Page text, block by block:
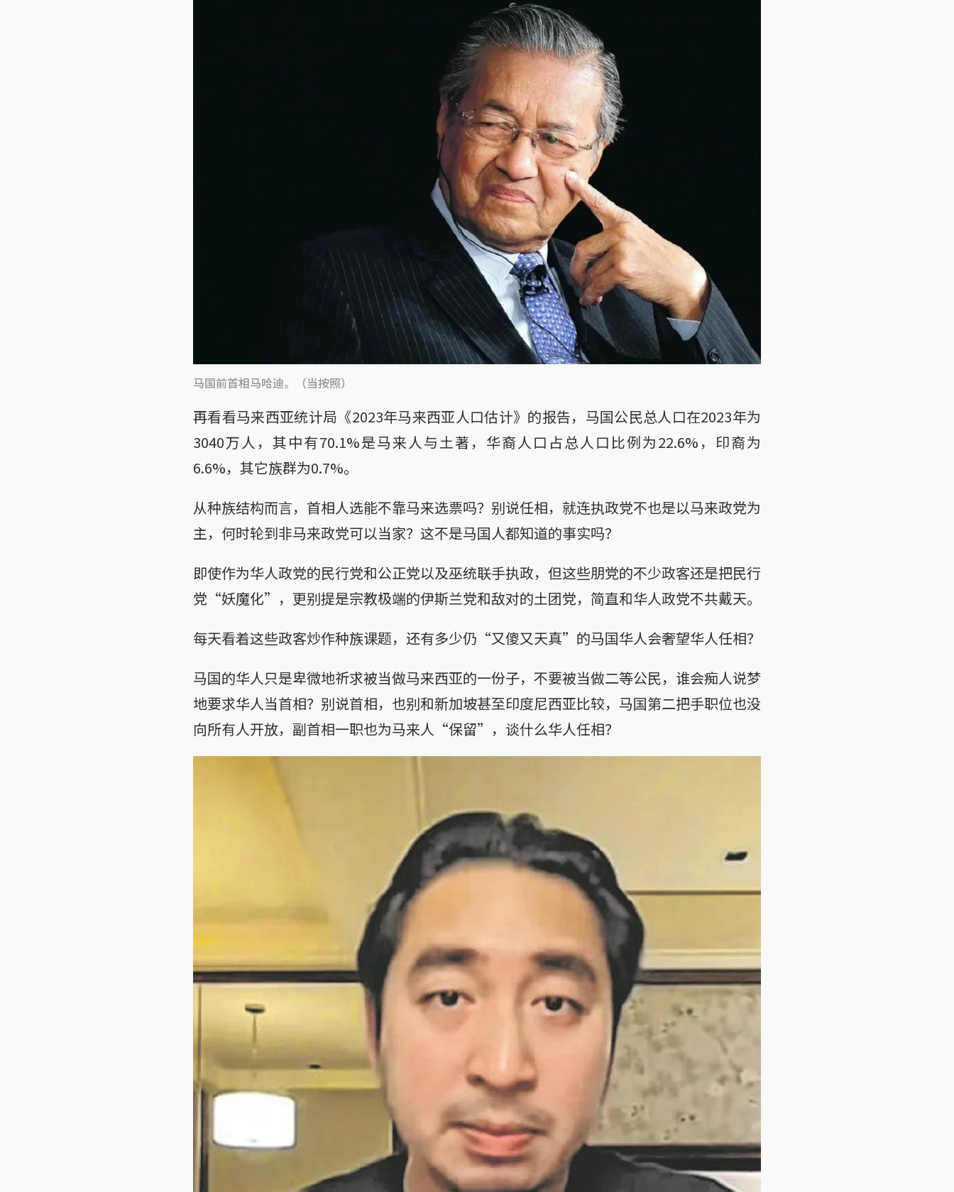
马国前首相马哈迪。（当按照）
再看看马来西亚统计局《2023年马来西亚人口估计》的报告，马国公民总人口在2023年为
3040万人，其中有70.1%是马来人与土著，华裔人口占总人口比例为22.6%，印裔为
6.6%，其它族群为0.7%。
从种族结构而言，首相人选能不靠马来选票吗？别说任相，就连执政党不也是以马来政党为
主，何时轮到非马来政党可以当家？这不是马国人都知道的事实吗？
即使作为华人政党的民行党和公正党以及巫统联手执政，但这些朋党的不少政客还是把民行
党“妖魔化”，更别提是宗教极端的伊斯兰党和敌对的土团党，简直和华人政党不共戴天。
每天看着这些政客炒作种族课题，还有多少仍“又傻又天真”的马国华人会奢望华人任相？
马国的华人只是卑微地祈求被当做马来西亚的一份子，不要被当做二等公民，谁会痴人说梦
地要求华人当首相？别说首相，也别和新加坡甚至印度尼西亚比较，马国第二把手职位也没
向所有人开放，副首相一职也为马来人“保留”，谈什么华人任相？